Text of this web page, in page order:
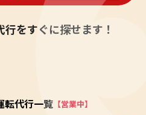
をすぐに探せます！
転代行一覧 【営業中】